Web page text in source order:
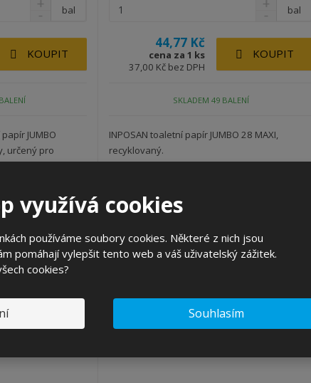
využívá cookies
používáme soubory cookies. Některé z nich jsou
pomáhají vylepšit tento web a váš uživatelský zážitek.
cookies?
Souhlasím
bal
KOUPIT
JUMBO
určený pro
44,77 Kč
cena za 1 ks
37,00 Kč bez DPH
bal
KOUPIT
SKLADEM 49 BALENÍ
INPOSAN toaletní papír JUMBO 28 MAXI,
recyklovaný.